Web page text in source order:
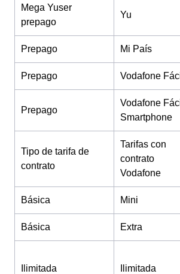
Mega Yuser
prepago
Yu
Prepago Mi País
Prepago Vodafone
Prepago
Vodafone
Smartphone
Tipo de tarifa de
contrato
Tarifas con
contrato
Vodafone
Básica Mini
Básica Extra
Ilimitada Ilimitada